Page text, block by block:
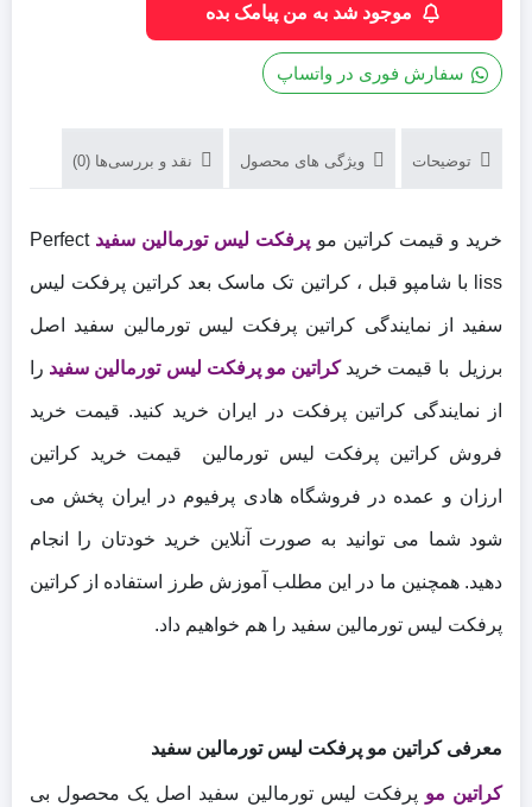
لیس
تورمالین
Perfect
برزیل
موجود شد به من پیامک بده
سفارش فوری در واتساپ
توضیحات ویژگی های محصول نقد و بررسی‌ها (0)
خرید و قیمت کراتین مو پرفکت لیس تورمالین سفیدPerfect
liss با شامپو قبل ، کراتین تک ماسک بعد کراتین پرفکت لیس
سفید از نمایندگی کراتین پرفکت لیس تورمالین سفید اصل
برزیل با قیمت خریدکراتین مو پرفکت لیس تورمالین سفید را
از نمایندگی کراتین پرفکت در ایران خرید کنید. قیمت خرید
فروش کراتین پرفکت لیس تورمالین قیمت خرید کراتین
ارزان و عمده در فروشگاه هادی پرفیوم در ایران پخش می
شود شما می توانید به صورت آنلاین خرید خودتان را انجام
دهید. همچنین ما در این مطلب آموزش طرز استفاده از کراتین
پرفکت لیس تورمالین سفید را هم خواهیم داد.
معرفی کراتین مو پرفکت لیس تورمالین سفید
کراتین مو پرفکت لیس تورمالین سفید اصل یک محصول بی